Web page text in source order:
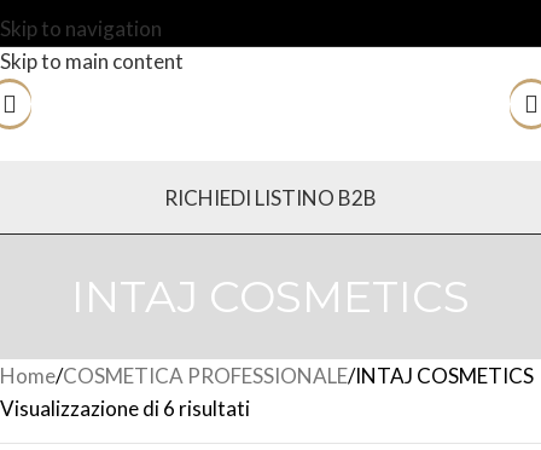
Skip to navigation
Skip to main content
RICHIEDI LISTINO B2B
INTAJ COSMETICS
Home COSMETICA PROFESSIONALE INTAJ COSMETICS
Visualizzazione di 6 risultati